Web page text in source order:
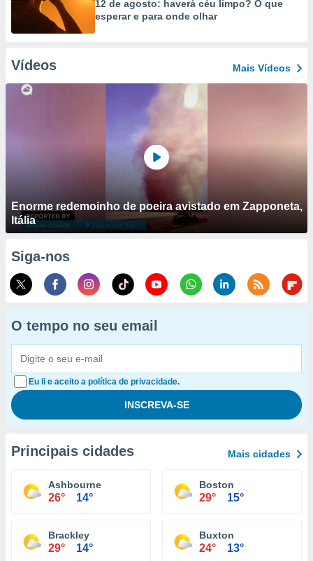
12 de agosto: haverá céu limpo? O que
esperar e para onde olhar
Vídeos Mais Vídeos
Enorme redemoinho de poeira avistado em Zapponeta,
Itália
Siga-nos
O tempo no seu email
Eu li e aceito a política de privacidade.
Principais cidades Mais cidades
Ashbourne
26° 14°
Boston
29° 15°
Brackley
29° 14°
Buxton
24° 13°